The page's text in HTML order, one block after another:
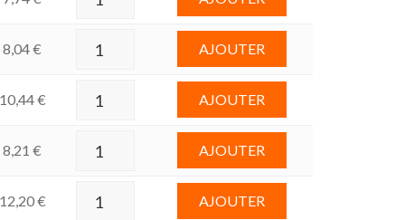
8,04€ AJOUTER
10,44€ AJOUTER
8,21 € AJOUTER
12,20€ AJOUTER